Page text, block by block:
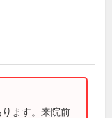
ます。来院前